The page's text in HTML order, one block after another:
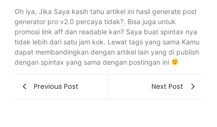
Oh iya, Jika Saya kasih tahu artikel ini hasil generate post
generator pro v2.0 percaya tidak?. Bisa juga untuk
promosi link aff dan readable kan? Saya buat spintax nya
tidak lebih dari satu jam kok. Lewat tags yang sama Kamu
dapat membandingkan dengan artikel lain yang di publish
dengan spintax yang sama dengan postingan ini
Previous Post Next Post